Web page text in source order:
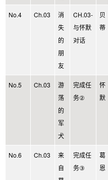
No.4 Ch.03
消
失
的
朋
友
CH.03-
与怀默
对话
贝
蒂
No.5 Ch.03
游
荡
的
军
犬
完成任
务②
怀
默
No.6 Ch.03
来
自
完成任
务③
葛
恩